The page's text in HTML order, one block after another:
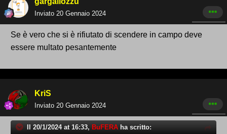
Inviato 20 Gennaio 2024
Se è vero che si è rifiutato di scendere in campo deve
essere multato pesantemente
KriS
Inviato 20 Gennaio 2024
Il 20/1/2024 at 16:33, BuFERA ha scritto: